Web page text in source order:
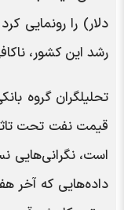
دلار) را رونمایی
رشد این کشور،
قیمت نفت تحت
است، نگرانی‌هایی
داده‌هایی که آخر